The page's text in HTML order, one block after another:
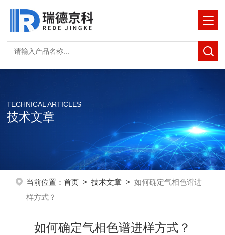
TECHNICAL ARTICLES
技术文章
当前位置： 首页> 技术文章> 如何确定气相色谱进
样方式？
如何确定气相色谱进样方式？